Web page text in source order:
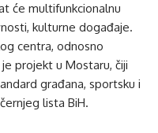
će multifunkcionalnu
kulturne događaje.
centra, odnosno
projekt u Mostaru, čiji
građana, sportsku i
lista BiH.